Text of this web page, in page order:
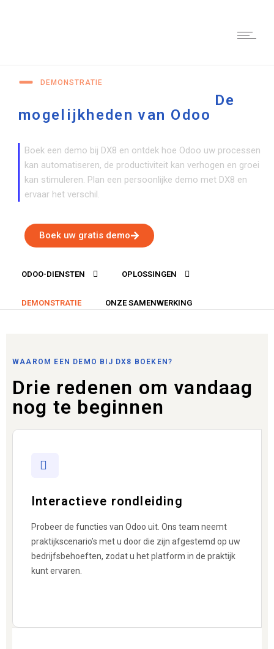
DEMONSTRATIE
De
mogelijkheden van Odoo
Boek een demo bij DX8 en ontdek hoe Odoo uw processen
kan automatiseren, de productiviteit kan verhogen en groei
kan stimuleren. Plan een persoonlijke demo met DX8 en
ervaar het verschil.
Boek uw gratis demo
ODOO-DIENSTEN OPLOSSINGEN
DEMONSTRATIE ONZE SAMENWERKING
WAAROM EEN ​​DEMO BIJ DX8 BOEKEN?
Drie redenen om vandaag
nog te beginnen
Interactieve rondleiding
Probeer de functies van Odoo uit. Ons team neemt
praktijkscenario’s met u door die zijn afgestemd op uw
bedrijfsbehoeften, zodat u het platform in de praktijk
kunt ervaren.